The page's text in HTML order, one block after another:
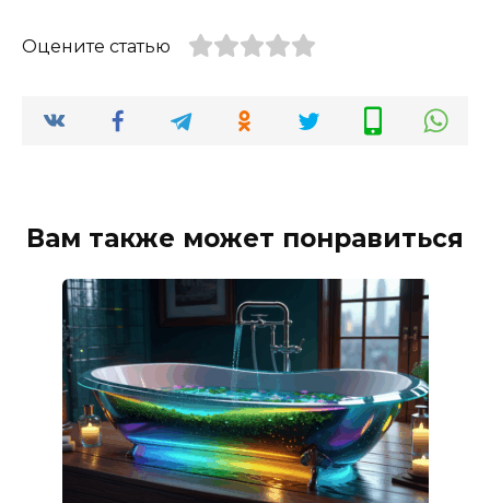
Оцените статью
Вам также может понравиться